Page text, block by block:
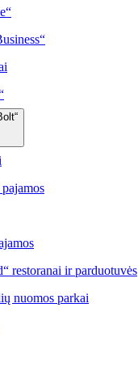
restoranai ir parduotuvės
nuomos parkai